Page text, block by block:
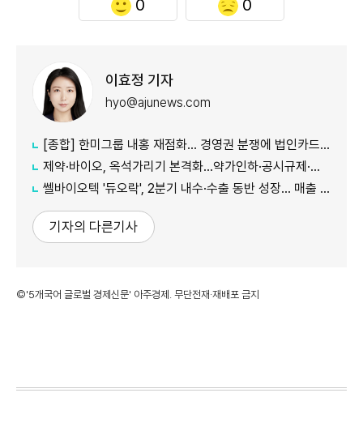
0 0
이효정 기자
hyo@ajunews.com
[종합] 한미그룹 내홍 재점화… 경영권 분쟁에 법인카드 의혹까지 '악재 지속'
제약·바이오, 옥석가리기 본격화…약가인하·공시규제·투자위축까지 '삼중고'
쎌바이오텍 '듀오락', 2분기 내수·수출 동반 성장… 매출 158억원
기자의 다른기사
©'5개국어 글로벌 경제신문' 아주경제. 무단전재·재배포 금지